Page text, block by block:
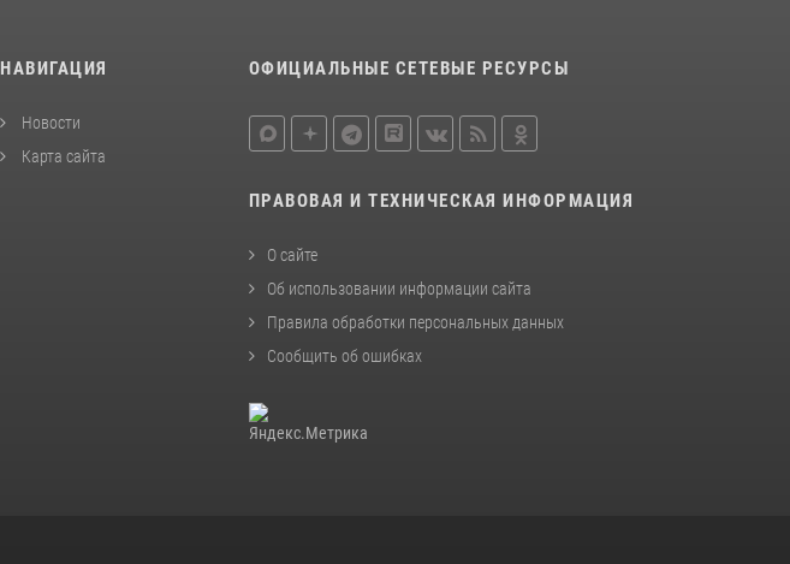
НАВИГАЦИЯ
Новости
Карта сайта
ОФИЦИАЛЬНЫЕ СЕТЕВЫЕ РЕСУРСЫ
ПРАВОВАЯ И ТЕХНИЧЕСКАЯ ИНФОРМАЦИЯ
О сайте
Об использовании информации сайта
Правила обработки персональных данных
Сообщить об ошибках